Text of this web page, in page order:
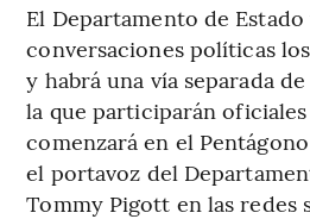
El Departamento de
conversaciones políticas
y habrá una vía separada
la que participarán
comenzará en el
el portavoz del
Tommy Pigott en las redes